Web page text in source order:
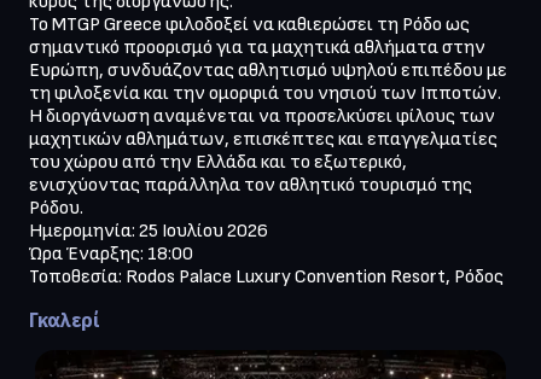
Το MTGP Greece φιλοδοξεί να καθιερώσει τη Ρόδο ως
σημαντικό προορισμό για τα μαχητικά αθλήματα στην
Ευρώπη, συνδυάζοντας αθλητισμό υψηλού επιπέδου με
τη φιλοξενία και την ομορφιά του νησιού των Ιπποτών.
Η διοργάνωση αναμένεται να προσελκύσει φίλους των
μαχητικών αθλημάτων, επισκέπτες και επαγγελματίες
του χώρου από την Ελλάδα και το εξωτερικό,
ενισχύοντας παράλληλα τον αθλητικό τουρισμό της
Ρόδου.
Ημερομηνία: 25 Ιουλίου 2026
Ώρα Έναρξης: 18:00
Τοποθεσία: Rodos Palace Luxury Convention Resort, Ρόδος
Γκαλερί